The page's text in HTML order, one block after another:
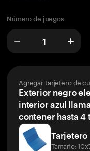
Número de juegos
Agregar tarjetero de
Exterior negro
interior azul
contener hasta 4
Tarjetero
Tamaño: